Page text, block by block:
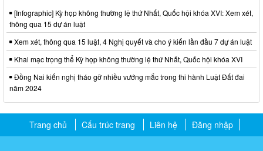
[Infographic] Kỳ họp không thường lệ thứ Nhất, Quốc hội khóa XVI: Xem xét,
thông qua 15 dự án luật
Xem xét, thông qua 15 luật, 4 Nghị quyết và cho ý kiến lần đầu 7 dự án luật
Khai mạc trọng thể Kỳ họp không thường lệ thứ Nhất, Quốc hội khóa XVI
Đồng Nai kiến nghị tháo gỡ nhiều vướng mắc trong thi hành Luật Đất đai
năm 2024
Trang chủ Cấu trúc trang Liên hệ Đăng nhập